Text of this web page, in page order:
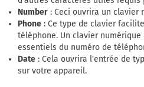
Number : Ceci ouvrira un clavier
Phone : Ce type de clavier
téléphone. Un clavier numérique
essentiels du numéro de
Date : Cela ouvrira l'entrée de
sur votre appareil.